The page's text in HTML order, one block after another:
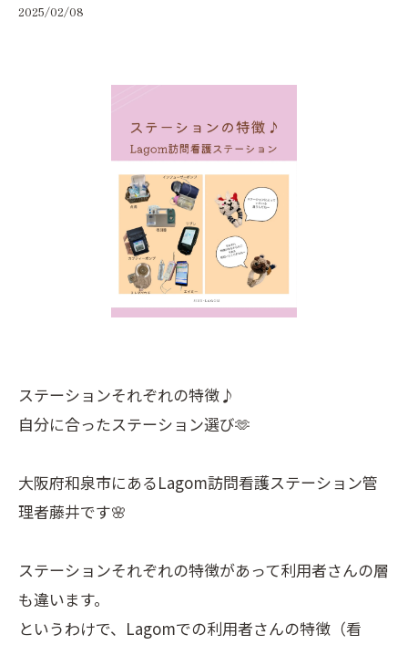
2025/02/08
ステーションそれぞれの特徴♪
自分に合ったステーション選び🫶
大阪府和泉市にあるLagom訪問看護ステーション管
理者藤井です🌸
ステーションそれぞれの特徴があって利用者さんの層
も違います。
というわけで、Lagomでの利用者さんの特徴（看